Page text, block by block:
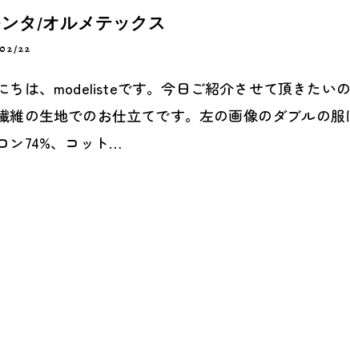
タ/オルメテックス
22
ちは、modelisteです。今日ご紹介させて頂きたい
維の生地でのお仕立てです。左の画像のダブルの
ン74%、コット…